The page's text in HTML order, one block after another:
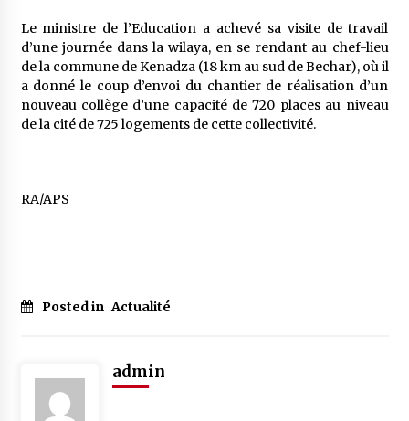
Le ministre de l’Education a achevé sa visite de travail
d’une journée dans la wilaya, en se rendant au chef-lieu
de la commune de Kenadza (18 km au sud de Bechar), où il
a donné le coup d’envoi du chantier de réalisation d’un
nouveau collège d’une capacité de 720 places au niveau
de la cité de 725 logements de cette collectivité.
RA/APS
Posted in Actualité
admin